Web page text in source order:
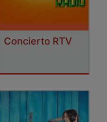
Concierto RTV